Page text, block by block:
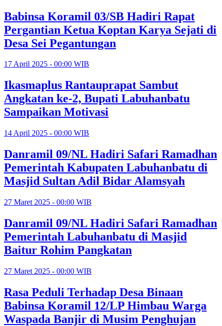
Babinsa Koramil 03/SB Hadiri Rapat
Pergantian Ketua Koptan Karya Sejati di
Desa Sei Pegantungan
17 April 2025 - 00:00 WIB
Ikasmaplus Rantauprapat Sambut
Angkatan ke-2, Bupati Labuhanbatu
Sampaikan Motivasi
14 April 2025 - 00:00 WIB
Danramil 09/NL Hadiri Safari Ramadhan
Pemerintah Kabupaten Labuhanbatu di
Masjid Sultan Adil Bidar Alamsyah
27 Maret 2025 - 00:00 WIB
Danramil 09/NL Hadiri Safari Ramadhan
Pemerintah Labuhanbatu di Masjid
Baitur Rohim Pangkatan
27 Maret 2025 - 00:00 WIB
Rasa Peduli Terhadap Desa Binaan
Babinsa Koramil 12/LP Himbau Warga
Waspada Banjir di Musim Penghujan